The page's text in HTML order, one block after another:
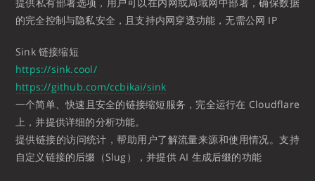
的完全控制与隐私安全，且支持内网穿透功能，无需公网 IP
Sink 链接缩短
https://sink.cool/
https://github.com/ccbikai/sink
一个简单、快速且安全的链接缩短服务，完全运行在 Cloudflare
上，并提供详细的分析功能。
提供链接的访问统计，帮助用户了解流量来源和使用情况。支持
自定义链接的后缀（Slug），并提供 AI 生成后缀的功能